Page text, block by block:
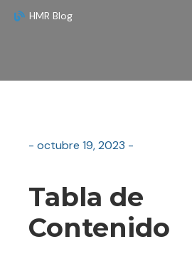
HMR Blog
- octubre 19, 2023 -
Tabla de
Contenido